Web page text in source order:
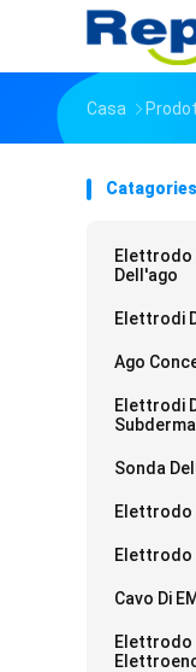
Casa
Catagories
Elettrodo
Dell'ago
Elettrodi
Ago
Elettrodi
Subdermal
Sonda
Elettrodo
Elettrodo
Cavo Di
Elettrodo